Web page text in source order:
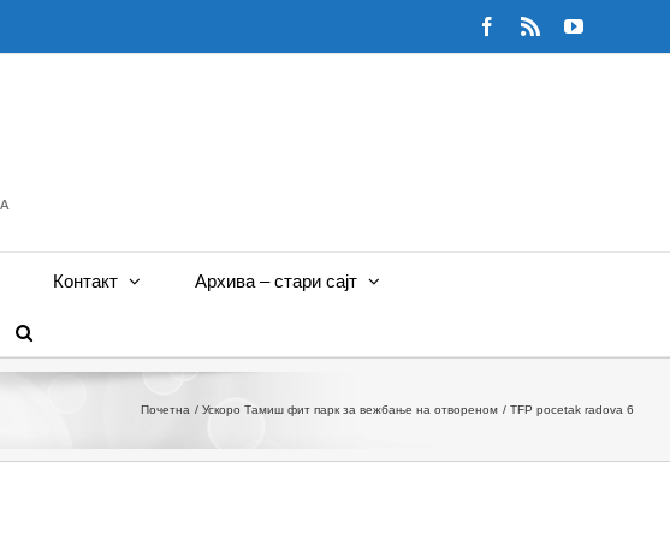
Facebook
Rss YouTube
Контакт Архива – стари сајт
Почетна Ускоро Тамиш фит парк за вежбање на отвореном TFP pocetak radova 6